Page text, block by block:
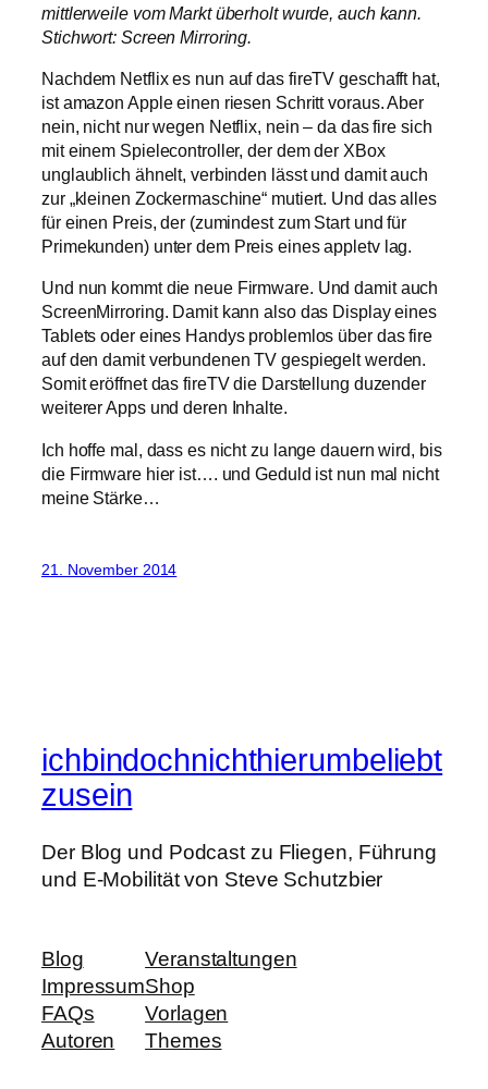
mittlerweile vom Markt überholt wurde, auch kann.
Stichwort: Screen Mirroring.
Nachdem Netflix es nun auf das fireTV geschafft hat,
ist amazon Apple einen riesen Schritt voraus. Aber
nein, nicht nur wegen Netflix, nein – da das fire sich
mit einem Spielecontroller, der dem der XBox
unglaublich ähnelt, verbinden lässt und damit auch
zur „kleinen Zockermaschine“ mutiert. Und das alles
für einen Preis, der (zumindest zum Start und für
Primekunden) unter dem Preis eines appletv lag.
Und nun kommt die neue Firmware. Und damit auch
ScreenMirroring. Damit kann also das Display eines
Tablets oder eines Handys problemlos über das fire
auf den damit verbundenen TV gespiegelt werden.
Somit eröffnet das fireTV die Darstellung duzender
weiterer Apps und deren Inhalte.
Ich hoffe mal, dass es nicht zu lange dauern wird, bis
die Firmware hier ist…. und Geduld ist nun mal nicht
meine Stärke…
21. November 2014
ichbindochnichthierumbeliebt
zusein
Der Blog und Podcast zu Fliegen, Führung
und E-Mobilität von Steve Schutzbier
Blog
Impressum
FAQs
Autoren
Veranstaltungen
Shop
Vorlagen
Themes